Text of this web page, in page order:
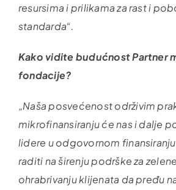
resursima i prilikama za rast i
standarda“.
Kako vidite budućnost Partner
fondacije?
„Naša posvećenost održivim
mikrofinansiranju će nas i dalje
lidere u odgovornom
raditi na širenju podrške za
ohrabrivanju klijenata da pređu